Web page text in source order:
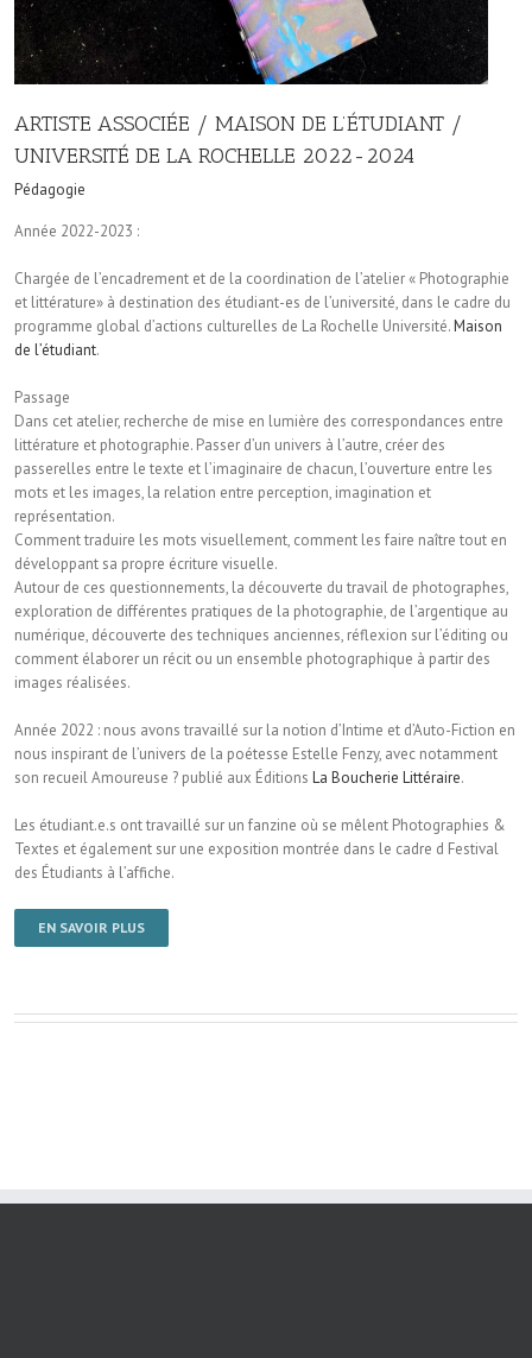
ARTISTE ASSOCIÉE / MAISON DE L’ÉTUDIANT /
UNIVERSITÉ DE LA ROCHELLE 2022-2024
Pédagogie
Année 2022-2023 :
Chargée de l’encadrement et de la coordination de l’atelier « Photographie
et littérature» à destination des étudiant-es de l’université, dans le cadre du
programme global d’actions culturelles de La Rochelle Université.Maison
de l’étudiant.
Passage
Dans cet atelier, recherche de mise en lumière des correspondances entre
littérature et photographie. Passer d’un univers à l’autre, créer des
passerelles entre le texte et l’imaginaire de chacun, l’ouverture entre les
mots et les images, la relation entre perception, imagination et
représentation.
Comment traduire les mots visuellement, comment les faire naître tout en
développant sa propre écriture visuelle.
Autour de ces questionnements, la découverte du travail de photographes,
exploration de différentes pratiques de la photographie, de l’argentique au
numérique, découverte des techniques anciennes, réflexion sur l’éditing ou
comment élaborer un récit ou un ensemble photographique à partir des
images réalisées.
Année 2022 : nous avons travaillé sur la notion d’Intime et d’Auto-Fiction en
nous inspirant de l’univers de la poétesse Estelle Fenzy, avec notamment
son recueil Amoureuse ? publié aux Éditions La Boucherie Littéraire.
Les étudiant.e.s ont travaillé sur un fanzine où se mêlent Photographies &
Textes et également sur une exposition montrée dans le cadre d Festival
des Étudiants à l’affiche.
EN SAVOIR PLUS